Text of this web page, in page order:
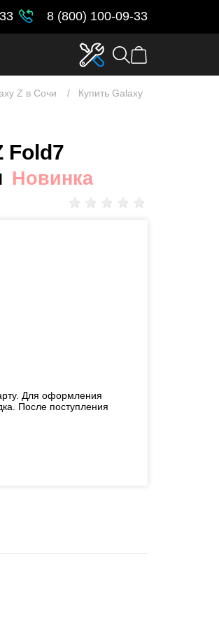
8 (800) 100-09-33
Z в Сочи
Купить Galaxy
Fold7
Новинка
Для оформления
После поступления